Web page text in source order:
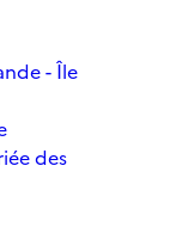
- Île
des